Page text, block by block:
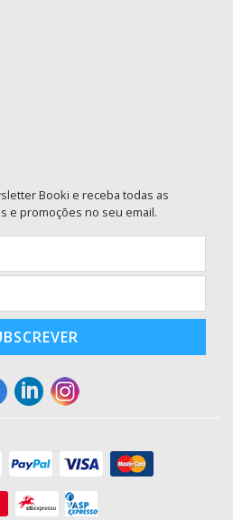
Booki e receba todas as
e promoções no seu email.